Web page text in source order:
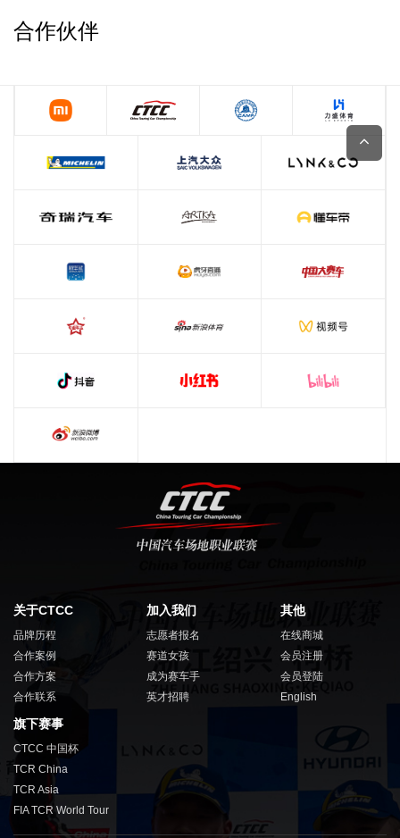
合作伙伴
关于CTCC
品牌历程
合作案例
合作方案
合作联系
加入我们
志愿者报名
赛道女孩
成为赛车手
英才招聘
其他
在线商城
会员注册
会员登陆
English
旗下赛事
CTCC 中国杯
TCR China
TCR Asia
FIA TCR World Tour